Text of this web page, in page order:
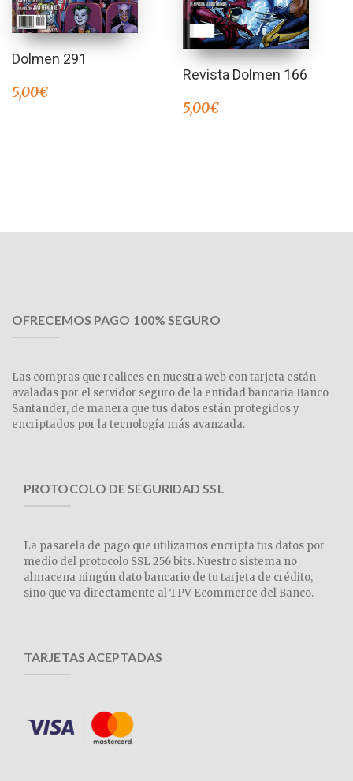
Dolmen 291
5,00€
Revista Dolmen 166
5,00€
OFRECEMOS PAGO 100% SEGURO
Las compras que realices en nuestra web con tarjeta están
avaladas por el servidor seguro de la entidad bancaria Banco
Santander, de manera que tus datos están protegidos y
encriptados por la tecnología más avanzada.
PROTOCOLO DE SEGURIDAD SSL
La pasarela de pago que utilizamos encripta tus datos por
medio del protocolo SSL 256 bits. Nuestro sistema no
almacena ningún dato bancario de tu tarjeta de crédito,
sino que va directamente al TPV Ecommerce del Banco.
TARJETAS ACEPTADAS